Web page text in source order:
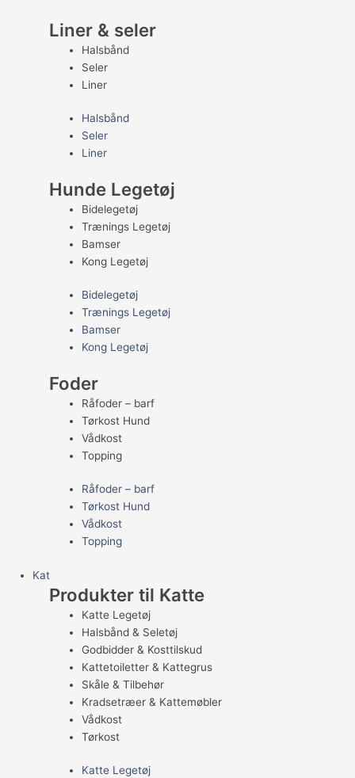
Liner & seler
Halsbånd
Seler
Liner
Halsbånd
Seler
Liner
Hunde Legetøj
Bidelegetøj
Trænings Legetøj
Bamser
Kong Legetøj
Bidelegetøj
Trænings Legetøj
Bamser
Kong Legetøj
Foder
Råfoder – barf
Tørkost Hund
Vådkost
Topping
Råfoder – barf
Tørkost Hund
Vådkost
Topping
Kat
Produkter til Katte
Katte Legetøj
Halsbånd & Seletøj
Godbidder & Kosttilskud
Kattetoiletter & Kattegrus
Skåle & Tilbehør
Kradsetræer & Kattemøbler
Vådkost
Tørkost
Katte Legetøj